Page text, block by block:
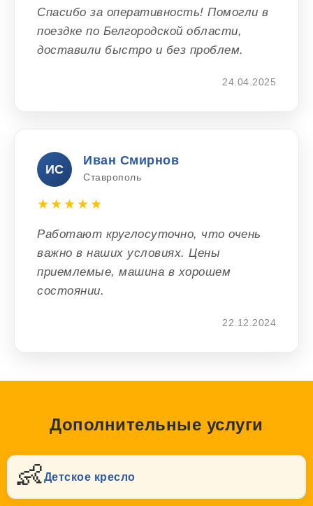
Спасибо за оперативность! Помогли в
поездке по Белгородской области,
доставили быстро и без проблем.
24.04.2025
ИС
Иван Смирнов
Ставрополь
★★★★★
Работают круглосуточно, что очень
важно в наших условиях. Цены
приемлемые, машина в хорошем
состоянии.
22.12.2024
Дополнительные услуги
👶Детское кресло